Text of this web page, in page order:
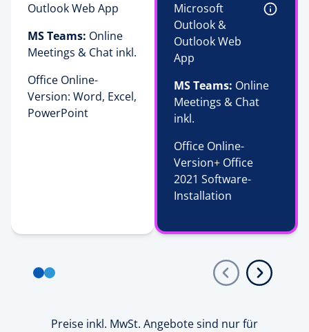
Outlook Web App
MS Teams: Online
Meetings & Chat inkl.
Office Online-
Version: Word, Excel,
PowerPoint
Microsoft
Outlook &
Outlook Web
App
MS Teams: Online
Meetings & Chat
inkl.
Office Online-
Version+ Office
2021 Software-
Installation
Preise inkl. MwSt. Angebote sind nur für